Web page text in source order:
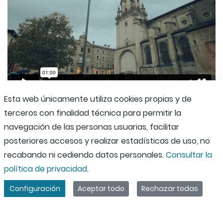
Esta web únicamente utiliza cookies propias y de
terceros con finalidad técnica para permitir la
navegación de las personas usuarias, facilitar
posteriores accesos y realizar estadísticas de uso, no
recabando ni cediendo datos personales.Consultar la
política de privacidad.
Configuración Aceptar todo Rechazar todas